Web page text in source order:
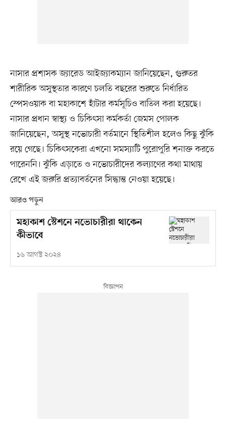
নাসার প্রশাসক জ্যারেড আইজ্যাকম্যান জানিয়েছেন, গুরুতর
শারীরিক অসুস্থতার কারণে চলতি বছরের শুরুতে নির্ধারিত
স্পেসওয়াক বা মহাকাশে হাঁটার কর্মসূচিও বাতিল করা হয়েছে।
নাসার প্রধান স্বাস্থ্য ও চিকিৎসা কর্মকর্তা জেমস পোলক
জানিয়েছেন, অসুস্থ নভোচারী বর্তমানে স্থিতিশীল হলেও কিছু ঝুঁকি
রয়ে গেছে। চিকিৎসকেরা এখনো সমস্যাটি পুরোপুরি শনাক্ত করতে
পারেননি। ঝুঁকি এড়াতে ও নভোচারীদের কল্যাণের কথা মাথায়
রেখে এই জরুরি প্রত্যাবর্তনের সিদ্ধান্ত নেওয়া হয়েছে।
আরও পড়ুন
মহাকাশ স্টেশনে নভোচারীরা থাকেন
কীভাবে
১৬ আগস্ট ২০২৪